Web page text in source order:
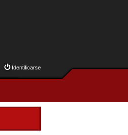
Identificarse